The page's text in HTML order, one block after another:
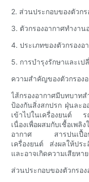
2. ส่วนประกอบของตัวกร
3. ตัวกรองอากาศทำงาน
4. ประเภทของตัวกรองอ
5. การบำรุงรักษาและเป
ความสำคัญของตัวกรอง
ไส้กรองอากาศมีบทบา
ป้องกันสิ่งสกปรก ฝุ่นละอ
เข้าไปในเครื่องยนต์ ร
เนื่องเพื่อผสมกับเชื้อเพ
อากาศ สารปนเปื้อนเ
เครื่องยนต์ ส่งผลให้ปร
และอาจเกิดความเสียหา
ส่วนประกอบของตัวกรอง